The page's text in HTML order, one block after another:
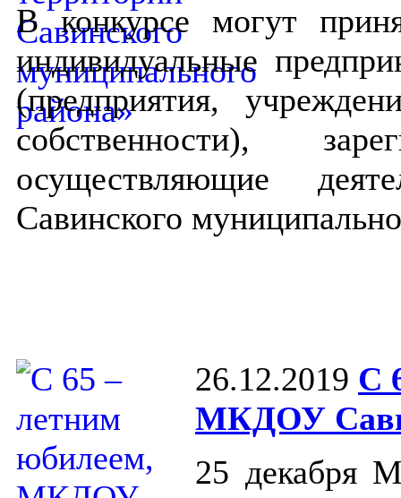
В конкурсе могут
индивидуальные
(предприятия,
собственности),
осуществляющие
Савинского
26.12.2019 С
МКДОУ
25 декабря